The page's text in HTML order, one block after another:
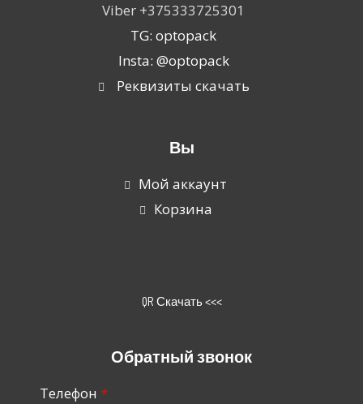
Viber +375333725301
TG: optopack
Insta: @optopack
Реквизиты скачать
Вы
Мой аккаунт
Корзина
QR Скачать <<<
Обратный звонок
Телефон